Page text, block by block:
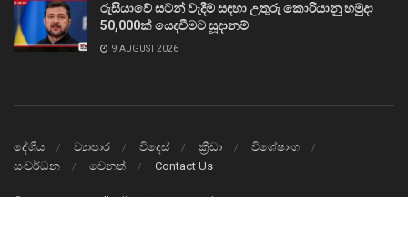
රුසියාවේ සටන් වැදීම සඳහා උතුරු කොරියානු හමුදා
50,000ක් යෙදවීමට සූදානම්
9 AUGUST 2026
දේශීය ව්‍යාපාර විදෙස් ක්‍රීඩා
විශේෂාංග
සංවර්ධන
වෙනත් Contact Us
© 2024TTVnews.lkAll Rights Reserved